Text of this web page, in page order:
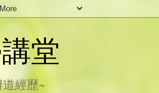
堂
經歷~